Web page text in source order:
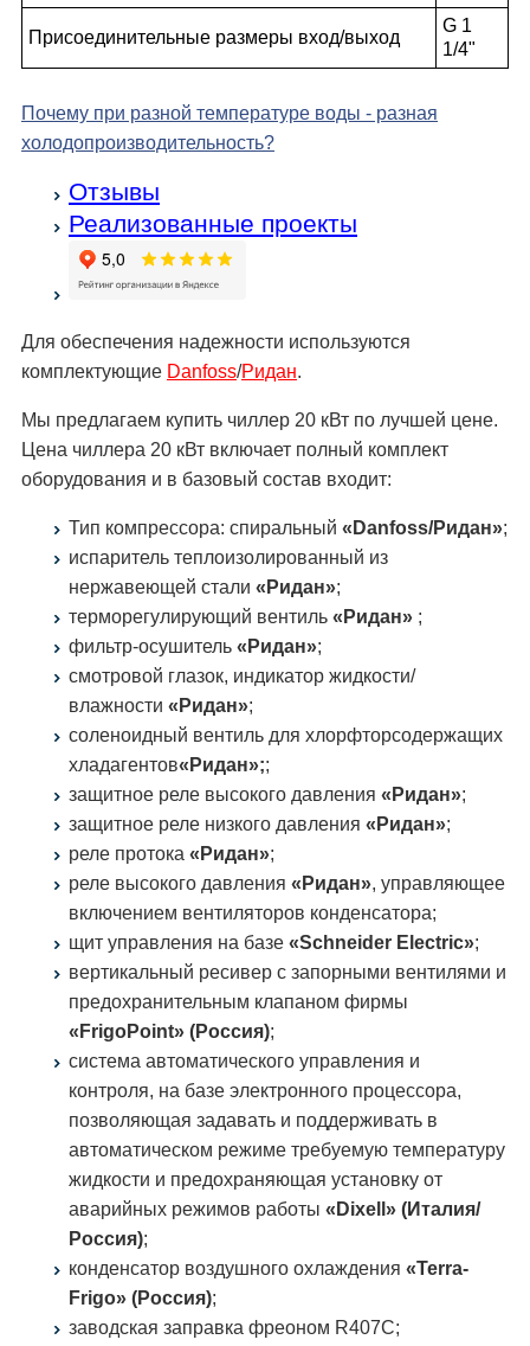
Присоединительные размеры вход/выход
G 1
1/4"
Почему при разной температуре воды - разная
холодо­производительность?
Отзывы
Реализованные проекты
Для обеспечения надежности используются
комплектующие Danfoss/Ридан.
Мы предлагаем купить чиллер 20 кВт по лучшей цене.
Цена чиллера 20 кВт включает полный комплект
оборудования и в базовый состав входит:
Тип компрессора: спиральный «Danfoss/Ридан»;
испаритель теплоизолированный из
нержавеющей стали «Ридан»;
терморегулирующий вентиль «Ридан» ;
фильтр-осушитель «Ридан»;
смотровой глазок, индикатор жидкости/
влажности «Ридан»;
соленоидный вентиль для хлорфторсодержащих
хладагентов«Ридан»;;
защитное реле высокого давления «Ридан»;
защитное реле низкого давления «Ридан»;
реле протока «Ридан»;
реле высокого давления «Ридан», управляющее
включением вентиляторов конденсатора;
щит управления на базе «Schneider Electric»;
вертикальный ресивер с запорными вентилями и
предохранительным клапаном фирмы
«FrigoPoint» (Россия);
система автоматического управления и
контроля, на базе электронного процессора,
позволяющая задавать и поддерживать в
автоматическом режиме требуемую температуру
жидкости и предохраняющая установку от
аварийных режимов работы «Dixell» (Италия/
Россия);
конденсатор воздушного охлаждения «Terra-
Frigo» (Россия);
заводская заправка фреоном R407C;